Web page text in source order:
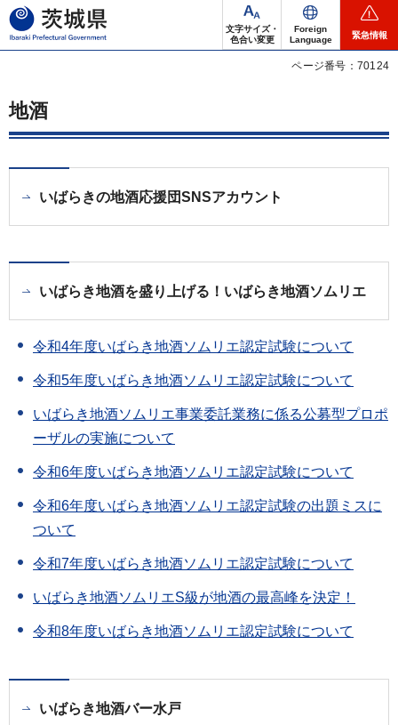
茨城県
文字サイズ・
色合い変更
Foreign
Language
緊急情報
ページ番号：70124
地酒
いばらきの地酒応援団SNSアカウント
いばらき地酒を盛り上げる！いばらき地酒ソムリエ
令和4年度いばらき地酒ソムリエ認定試験について
令和5年度いばらき地酒ソムリエ認定試験について
いばらき地酒ソムリエ事業委託業務に係る公募型プロポ
ーザルの実施について
令和6年度いばらき地酒ソムリエ認定試験について
令和6年度いばらき地酒ソムリエ認定試験の出題ミスに
ついて
令和7年度いばらき地酒ソムリエ認定試験について
いばらき地酒ソムリエS級が地酒の最高峰を決定！
令和8年度いばらき地酒ソムリエ認定試験について
いばらき地酒バー水戸